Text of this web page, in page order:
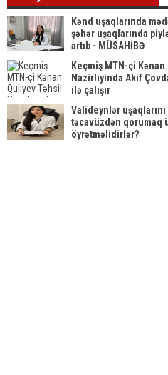
Kənd uşaqlarında
şəhər uşaqlarında
artıb - MÜSAHİBƏ
Keçmiş MTN-çi
Nazirliyində Akif
ilə çalışır
Valideynlər
təcavüzdən qorumaq
öyrətməlidirlər?